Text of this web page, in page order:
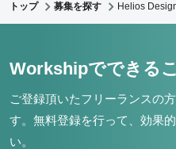
トップ 募集を探す Helios
Workshipでできる
ご登録頂いたフリーランスの
す。 無料登録を行って、効果
い。